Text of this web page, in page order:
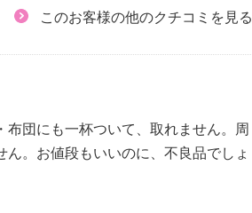
このお客様の他のクチコミを見る
団にも一杯ついて、取れません。周
。お値段もいいのに、不良品でしょ